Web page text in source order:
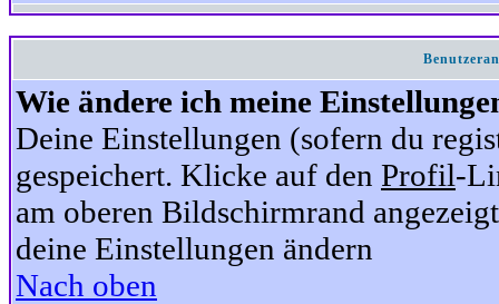
Wie ändere ich meine
Deine Einstellungen (sofern du
gespeichert. Klicke auf den Profil-
am oberen Bildschirmrand
deine Einstellungen ändern
Nach oben